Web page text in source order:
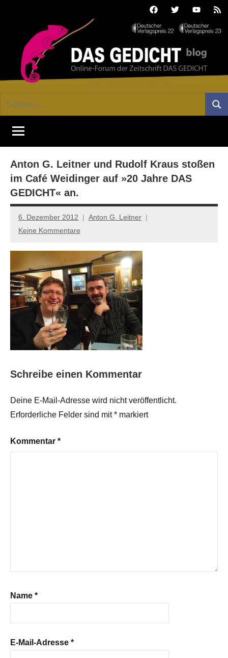
FacebookTwitterYoutube
GEDICHT
blog
Forum
von
DAS
Lyrik,
Essay
Suchen
Anton G. Leitner und Rudolf Kraus stoßen
im Café Weidinger auf »20 Jahre DAS
GEDICHT« an.
6. Dezember 2012
Anton G. Leitner
Keine Kommentare
Schreibe einen Kommentar
Deine E-Mail-Adresse wird nicht veröffentlicht.
Erforderliche Felder sind mit* markiert
Kommentar *
Name *
E-Mail-Adresse *